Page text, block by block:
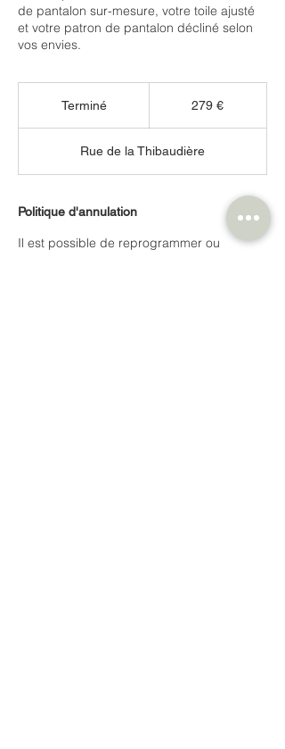
de pantalon sur-mesure, votre toile ajusté
et votre patron de pantalon décliné selon
vos envies.
TerminéT
m
i
é
279 €
Rue de la Thibaudière
Politique d'annulation
Il est possible de reprogrammer ou